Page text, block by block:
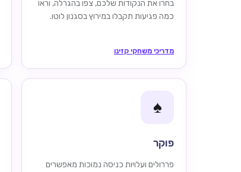
בחרו את הנקודות שלכם, צפו בהגרלה, וראו
כמה פגיעות תקבלו במירוץ בסגנון לוטו.
מדריכי משחקי קזינו
♠️
פוקר
פררולים ועלויות כניסה נמוכות מאפשרים